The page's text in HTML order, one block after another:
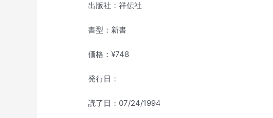
出版社：祥伝社
書型：新書
価格：¥748
発行日：
読了日：07/24/1994